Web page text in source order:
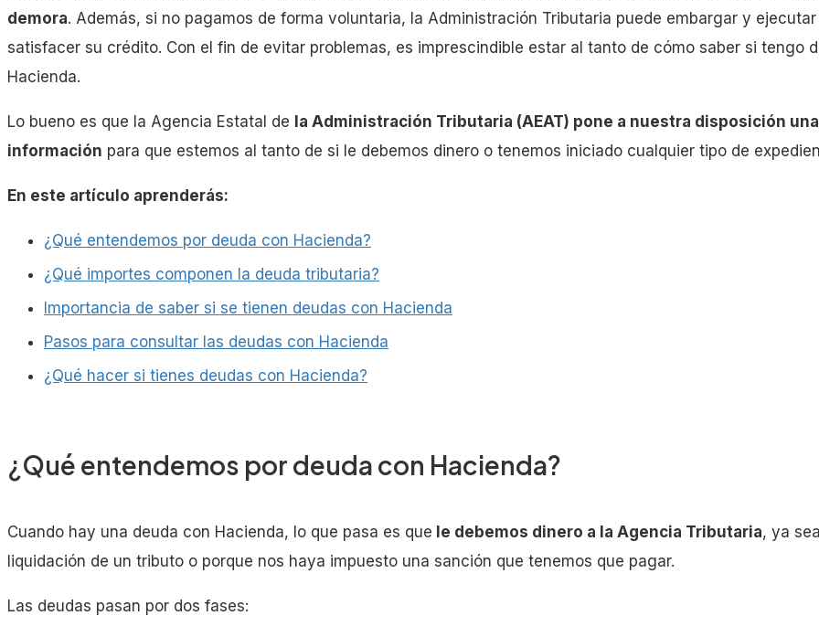
Asesorías
Laboral
demora. Además, si no pagamos de forma voluntaria, la Administración Tributaria puede embargar y
satisfacer su crédito. Con el fin de evitar problemas, es imprescindible estar al tanto de cómo saber si tengo
Hacienda.
Lo bueno es que la Agencia Estatal de la Administración Tributaria (AEAT) pone a nuestra disposición
información para que estemos al tanto de si le debemos dinero o tenemos iniciado cualquier tipo de
En este artículo aprenderás:
¿Qué entendemos por deuda con Hacienda?
¿Qué importes componen la deuda tributaria?
Importancia de saber si se tienen deudas con Hacienda
Pasos para consultar las deudas con Hacienda
¿Qué hacer si tienes deudas con Hacienda?
¿Qué entendemos por deuda con Hacienda?
Cuando hay una deuda con Hacienda, lo que pasa es que le debemos dinero a la Agencia Tributaria, ya
liquidación de un tributo o porque nos haya impuesto una sanción que tenemos que pagar.
Las deudas pasan por dos fases: